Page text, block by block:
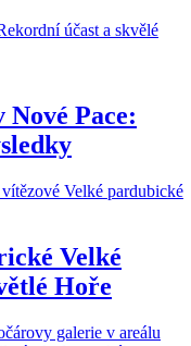
Pace:
Velké
Hoře